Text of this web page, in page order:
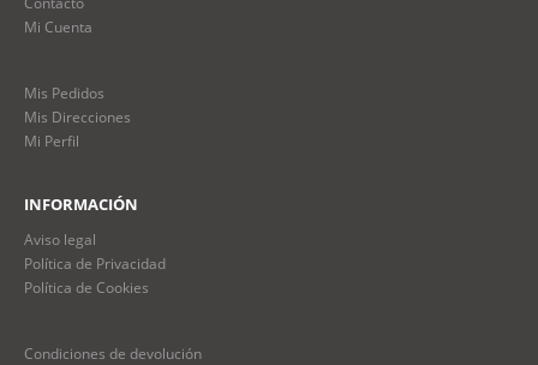
Mi Cuenta
Mis Pedidos
Mis Direcciones
Mi Perfil
INFORMACIÓN
Aviso legal
Política de Privacidad
Política de Cookies
Condiciones de devolución